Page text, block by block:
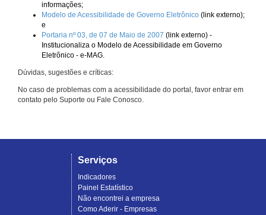
informações;
Modelo de Acessibilidade de Governo Eletrônico (link externo);
e
Portaria nº 03, de 07 de Maio de 2007 (link externo) -
Institucionaliza o Modelo de Acessibilidade em Governo
Eletrônico - e-MAG.
Dúvidas, sugestões e críticas:
No caso de problemas com a acessibilidade do portal, favor entrar em
contato pelo Suporte ou Fale Conosco.
Serviços
Indicadores
Painel Estatístico
Não encontrei a empresa
Como Aderir - Empresas